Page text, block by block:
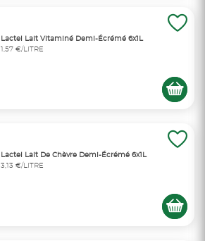
Lactel Lait Vitaminé Demi-Écrémé 6x1L
1,57 €/LITRE
Lactel Lait De Chèvre Demi-Écrémé 6x1L
3,13 €/LITRE